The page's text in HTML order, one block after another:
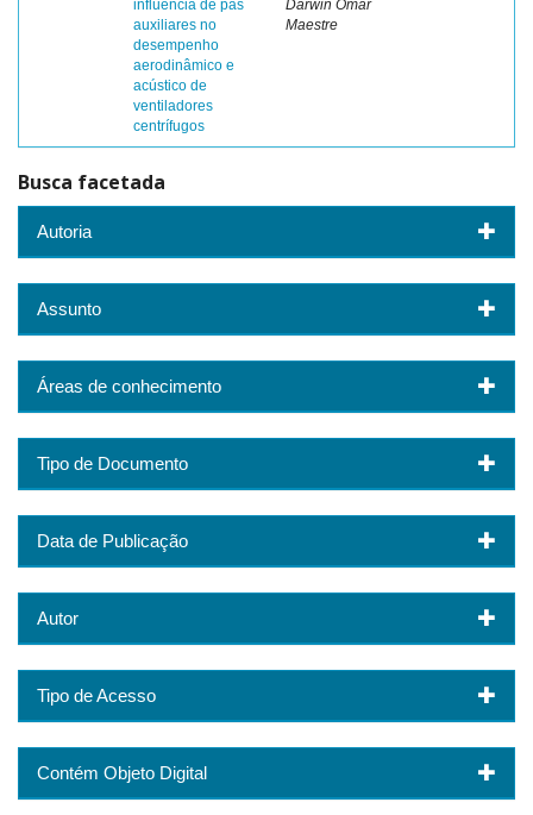
influência de pás
auxiliares no
desempenho
aerodinâmico e
acústico de
ventiladores
centrífugos
Darwin Omar
Maestre
Busca facetada
Autoria
Assunto
Áreas de conhecimento
Tipo de Documento
Data de Publicação
Autor
Tipo de Acesso
Contém Objeto Digital